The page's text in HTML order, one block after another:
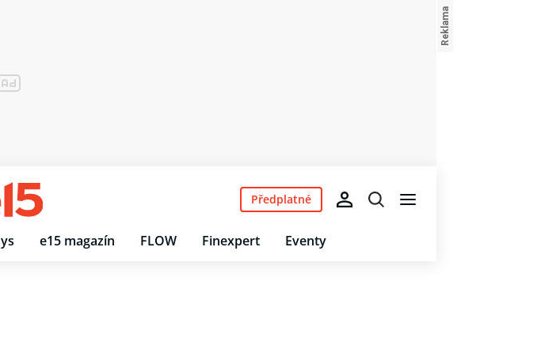
e15 magazín FLOW Finexpert Eventy
Předplatné